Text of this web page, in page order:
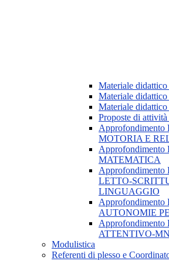
Materiale
Materiale
Materiale
Proposte di
MOTORIA E
MATEMATICA
LETTO-
LINGUAGGIO
AUTONOMIE
Approfondimento
ATTENTIVO-
Modulistica
Referenti di plesso e